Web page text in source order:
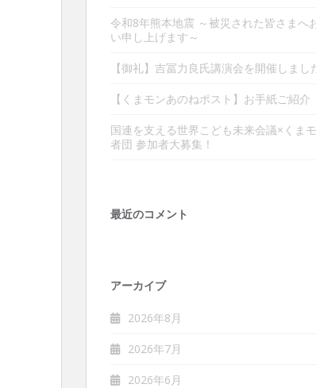
令和8年熊本地震 ～被災された皆さまへ
い申し上げます～
【御礼】吉冨力良氏講演会を開催しまし
【くまモンあのねポスト】お手紙ご紹介
国連を支える世界こども未来会議×くま
者団 参加者大募集！
最近のコメント
アーカイブ
2026年8月
2026年7月
2026年6月